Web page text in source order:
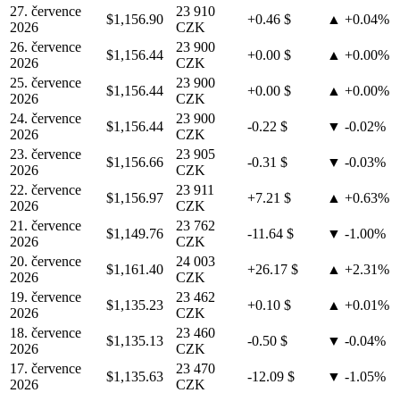
27. července
2026
$1,156.90
23 910
CZK
+0.46 $
▲ +0.04%
26. července
2026
$1,156.44
23 900
CZK
+0.00 $
▲ +0.00%
25. července
2026
$1,156.44
23 900
CZK
+0.00 $
▲ +0.00%
24. července
2026
$1,156.44
23 900
CZK
-0.22 $
▼ -0.02%
23. července
2026
$1,156.66
23 905
CZK
-0.31 $
▼ -0.03%
22. července
2026
$1,156.97
23 911
CZK
+7.21 $
▲ +0.63%
21. července
2026
$1,149.76
23 762
CZK
-11.64 $
▼ -1.00%
20. července
2026
$1,161.40
24 003
CZK
+26.17 $
▲ +2.31%
19. července
2026
$1,135.23
23 462
CZK
+0.10 $
▲ +0.01%
18. července
2026
$1,135.13
23 460
CZK
-0.50 $
▼ -0.04%
17. července
2026
$1,135.63
23 470
CZK
-12.09 $
▼ -1.05%